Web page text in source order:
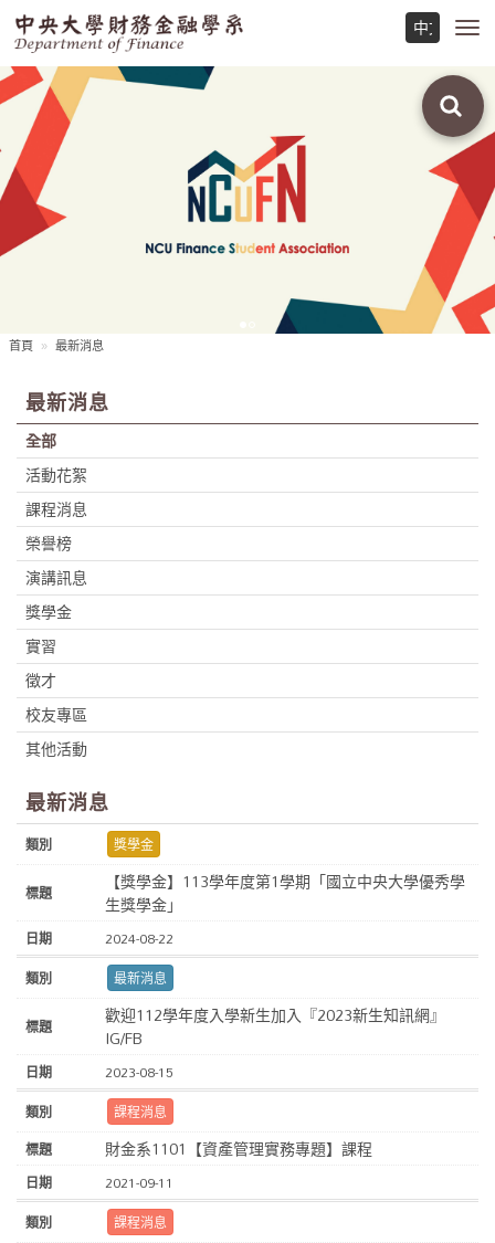
首頁 最新消息
最新消息
全部
活動花絮
課程消息
榮譽榜
演講訊息
獎學金
實習
徵才
校友專區
其他活動
最新消息
獎學金
【獎學金】113學年度第1學期「國立中央大學優秀學
生獎學金」
2024-08-22
最新消息
歡迎112學年度入學新生加入『2023新生知訊網』
IG/FB
2023-08-15
課程消息
財金系1101【資產管理實務專題】課程
2021-09-11
課程消息